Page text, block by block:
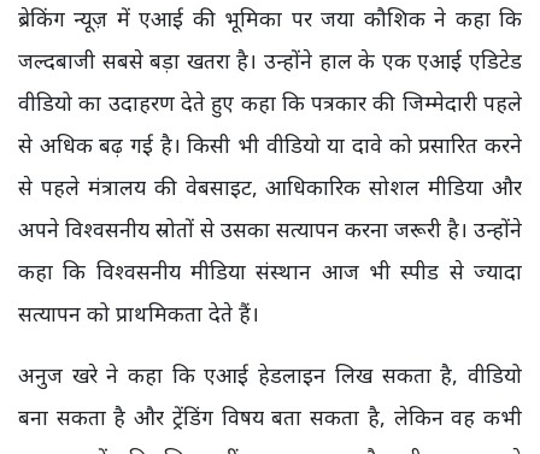
ब्रेकिंग न्यूज़ में एआई की भूमिका पर जया कौशिक ने कहा कि
जल्दबाजी सबसे बड़ा खतरा है। उन्होंने हाल के एक एआई एडिटेड
वीडियो का उदाहरण देते हुए कहा कि पत्रकार की जिम्मेदारी पहले
से अधिक बढ़ गई है। किसी भी वीडियो या दावे को प्रसारित करने
से पहले मंत्रालय की वेबसाइट, आधिकारिक सोशल मीडिया और
अपने विश्वसनीय स्रोतों से उसका सत्यापन करना जरूरी है। उन्होंने
कहा कि विश्वसनीय मीडिया संस्थान आज भी स्पीड से ज्यादा
सत्यापन को प्राथमिकता देते हैं।
अनुज खरे ने कहा कि एआई हेडलाइन लिख सकता है, वीडियो
बना सकता है और ट्रेंडिंग विषय बता सकता है, लेकिन वह कभी